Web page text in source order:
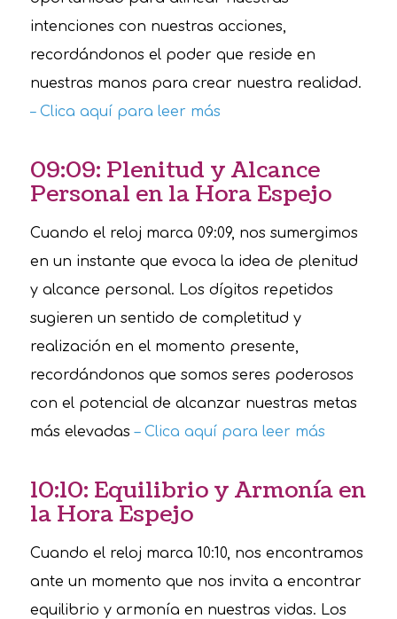
intenciones con nuestras acciones,
recordándonos el poder que reside en
nuestras manos para crear nuestra realidad.
– Clica aquí para leer más
09:09: Plenitud y Alcance
Personal en la Hora Espejo
Cuando el reloj marca 09:09, nos sumergimos
en un instante que evoca la idea de plenitud
y alcance personal. Los dígitos repetidos
sugieren un sentido de completitud y
realización en el momento presente,
recordándonos que somos seres poderosos
con el potencial de alcanzar nuestras metas
más elevadas– Clica aquí para leer más
10:10: Equilibrio y Armonía en
la Hora Espejo
Cuando el reloj marca 10:10, nos encontramos
ante un momento que nos invita a encontrar
equilibrio y armonía en nuestras vidas. Los